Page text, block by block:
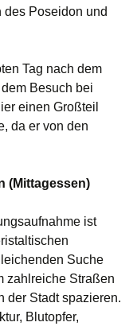
des Poseidon und
Tag nach dem
Besuch bei
einen Großteil
da er von den
(Mittagessen)
ist
Suche
zahlreiche Straßen
der Stadt spazieren.
Blutopfer,